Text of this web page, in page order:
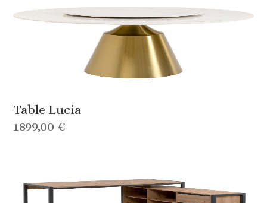
Table Lucia
1899,00 €